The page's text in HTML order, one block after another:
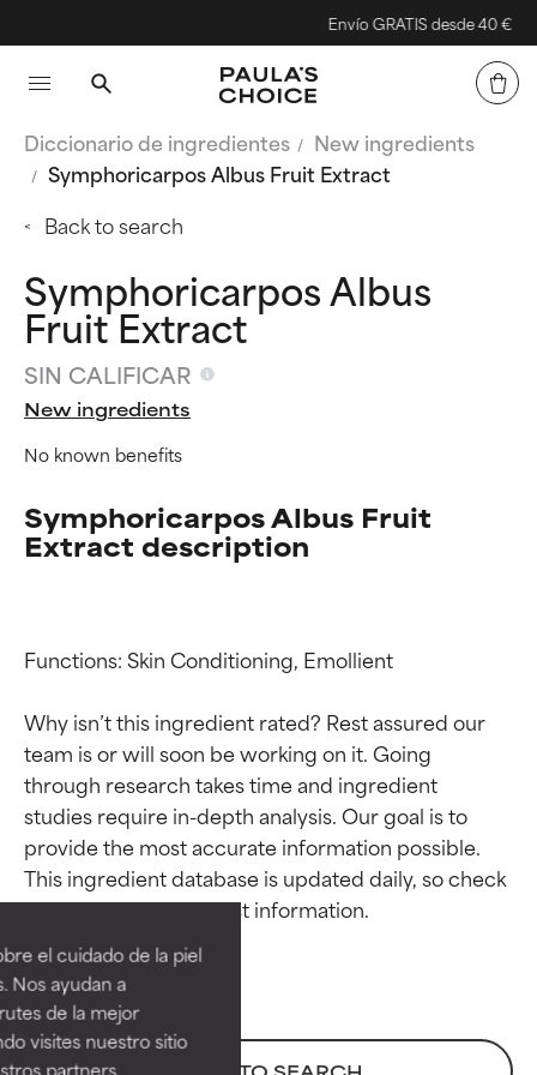
el cuidado de la piel
Nos ayudan a
de la mejor
visites nuestro sitio
partners,
Envío GRATIS desde 40 €
Diccionario de ingredientes
New ingredients
Symphoricarpos Albus Fruit Extract
Back to search
Symphoricarpos Albus
Fruit Extract
SIN CALIFICAR
New ingredients
No known benefits
Symphoricarpos Albus Fruit
Extract description
Functions: Skin Conditioning, Emollient
Why isn’t this ingredient rated? Rest assured our
team is or will soon be working on it. Going
through research takes time and ingredient
studies require in-depth analysis. Our goal is to
provide the most accurate information possible.
This ingredient database is updated daily, so check
Calificaciones de
ingredientes
EXCELENTE
Ingrediente sobresaliente con
beneficios reales para la piel. Su
eficacia está demostrada y
Calificaciones de
ingredientes
EXCELENTE
Ingrediente sobresaliente con
beneficios reales para la piel. Su
eficacia está demostrada y